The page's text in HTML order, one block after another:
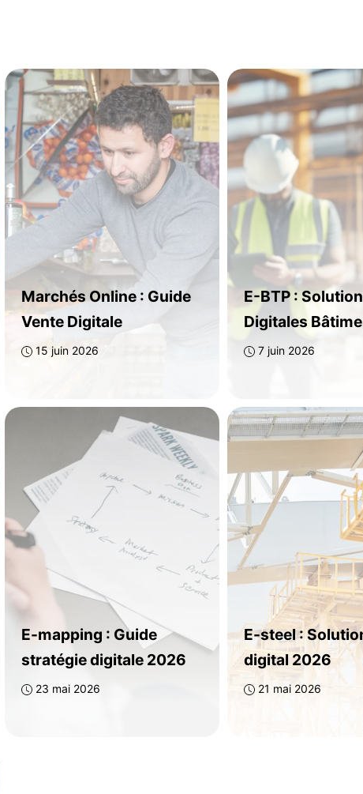
Marchés Online : Guide
Vente Digitale
15 juin 2026
E-BTP :
Digitales
7 juin 2026
E-mapping : Guide
stratégie digitale 2026
23 mai 2026
E-steel :
digital 2026
21 mai 2026